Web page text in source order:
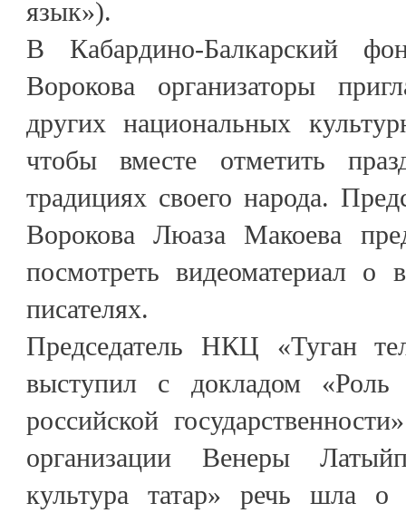
язык»).
В Кабардино-Балкарский
Ворокова организаторы
других национальных
чтобы вместе отметить
традициях своего народа.
Ворокова Люаза Макоева
посмотреть видеоматериал о
писателях.
Председатель НКЦ «Туган
выступил с докладом «Роль
российской
организации Венеры
культура татар» речь шла о